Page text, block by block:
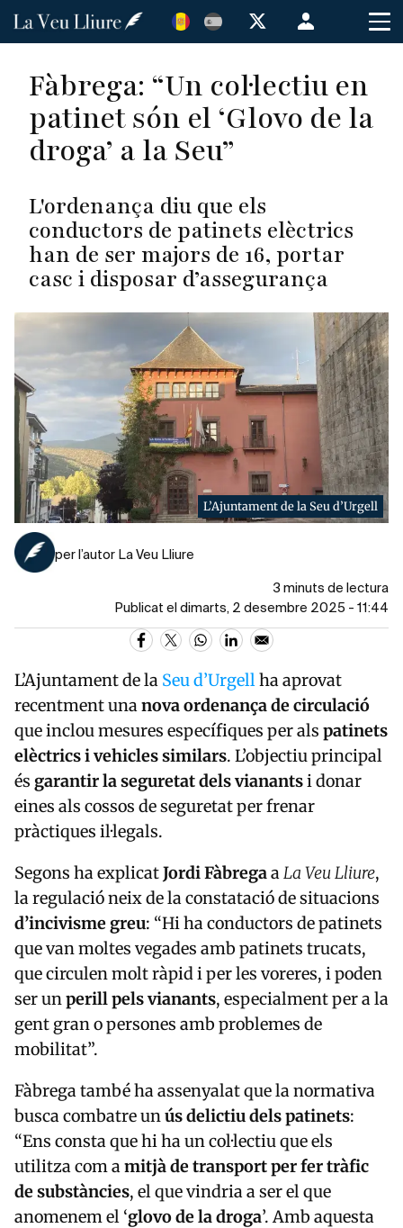
Vés
Menú
de
cuenta
de
usuario
Fàbrega: “Un col·lectiu en
patinet són el ‘Glovo de la
droga’ a la Seu”
L'ordenança diu que els
conductors de patinets elèctrics
han de ser majors de 16, portar
casc i disposar d’assegurança
L’Ajuntament de la Seu d’Urgell
per l’autor La Veu Lliure
3 minuts de lectura
Publicat el dimarts, 2 desembre 2025 - 11:44
L’Ajuntament de la Seud’Urgellha aprovat
recentment unanova ordenança de circulació
que inclou mesures específiques per als patinets
elèctrics i vehicles similars. L’objectiu principal
és garantir la seguretat dels vianantsi donar
eines als cossos de seguretat per frenar
pràctiques il·legals.
Segons ha explicatJordi FàbregaaLa Veu Lliure,
la regulació neix de la constatació de situacions
d’incivisme greu: “Hi ha conductors de patinets
que van moltes vegades amb patinets trucats,
que circulen molt ràpid i per les voreres, i poden
ser unperill pels vianants, especialment per a la
gent gran o persones amb problemes de
mobilitat”.
Fàbrega també ha assenyalat que la normativa
busca combatre unús delictiu dels patinets:
“Ens consta que hi ha un col·lectiu que els
utilitza com amitjà de transport per fer tràfic
de substàncies, el que vindria a ser el que
anomenem el ‘glovo de la droga’. Amb aquesta